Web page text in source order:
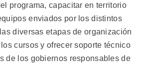
programa, capacitar en territorio
enviados por los distintos
diversas etapas de organización
cursos y ofrecer soporte técnico
de los gobiernos responsables de